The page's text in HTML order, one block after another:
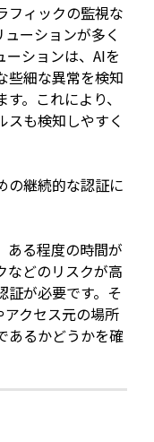
フィックの監視な
ーションが多く
ションは、AIを
些細な異常を検知
。これにより、
も検知しやすく
の継続的な認証に
ある程度の時間が
などのリスクが高
証が必要です。そ
アクセス元の場所
あるかどうかを確